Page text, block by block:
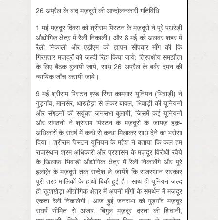
26 अप्रैल के बाद मज़दूरों की आन्दोलनकारी गतिविधि
1 मई मज़दूर दिवस को श्रीराम पिस्टन के मज़दूरों ने पूरे पथरेड़ी
औद्योगिक क्षेत्र में रैली निकाली। और 8 मई को अलवर शहर में
रैली निकाली और एडीएम को ज्ञापन सौंपकर माँग की कि
गिरफ़्तार मज़दूरों को जल्दी रिहा किया जाये; त्रिपक्षीय समझौता
के लिए बैठक बुलायी जाये, साथ 26 अप्रैल के बर्बर दमन की
न्यायिक जाँच करायी जाये।
9 मई श्रीराम पिस्टन एण्ड रिंग्स कामगार यूनियन (भिवाड़ी) ने
गुड़गाँव, मानसेर, धारुहेड़ा से लेकर बावल, भिवाड़ी की यूनियनों
और संगठनों की सयुंक्त जनसभा बुलायी, जिसमें कई यूनियनों
और संगठनों ने श्रीराम पिस्टन के मज़दूरों के जायज़ हक़-
अधिकारों के संघर्ष में कन्धे से कन्धा मिलाकर साथ देने का भरोसा
दिया। श्रीराम पिस्टन यूनियन के महेश ने बताया कि कल हम
राजस्थान श्रम-अधिकारी और प्रशासन के मज़दूर-विरोधी रवैये
के खि़लाफ़ भिवाड़ी औद्योगिक क्षेत्र में रैली निकालेंगे और पूरे
इलाक़े के मज़दूरों तक सन्देश ले जायेंगे कि राजस्थान सरकार
पूरी तरह मालिकों के हाथों बिकी हुई है। साथ ही यूनियन जल्द
ही ख़ुशखेड़ा औद्योगिक क्षेत्र में अपनी माँगों के समर्थन में मज़दूर
एकता रैली निकालेगी। आज हुई जनसभा को गुड़गाँव मज़दूर
संघर्ष सीमित से अजय, बिगुल मज़दूर दस्ता की शिवानी,